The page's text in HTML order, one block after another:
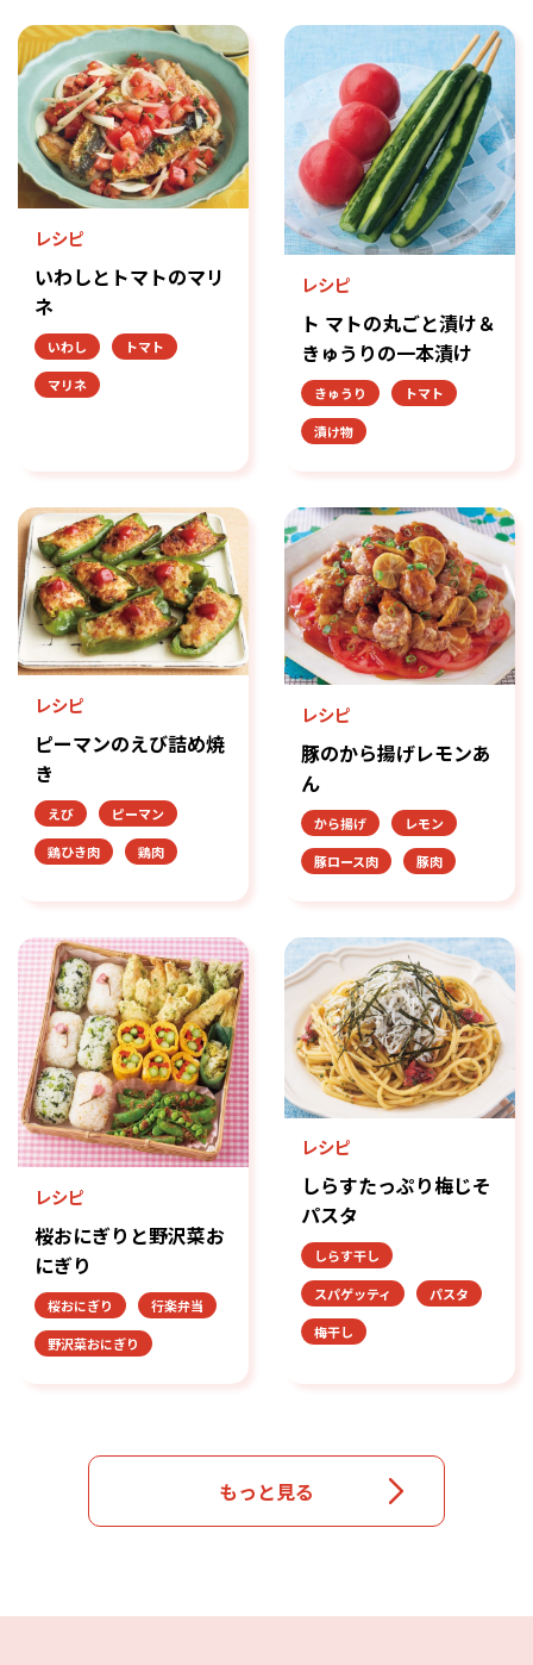
レシピ
いわしとトマトのマリ
ネ
いわし
トマト
マリネ
レシピ
ト マトの丸ごと漬け＆
きゅうりの一本漬け
きゅうり
トマト
漬け物
レシピ
ピーマンのえび詰め焼
き
えび
ピーマン
鶏ひき肉
鶏肉
レシピ
豚のから揚げレモンあ
ん
から揚げ
レモン
豚ロース肉
豚肉
レシピ
桜おにぎりと野沢菜お
にぎり
桜おにぎり
行楽弁当
野沢菜おにぎり
レシピ
しらすたっぷり梅じそ
パスタ
しらす干し
スパゲッティ
パスタ
梅干し
もっと見る